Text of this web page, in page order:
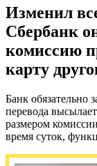
Изменил
Сбербанк
комиссию
карту
Банк обязательно
перевода
размером
время суток,